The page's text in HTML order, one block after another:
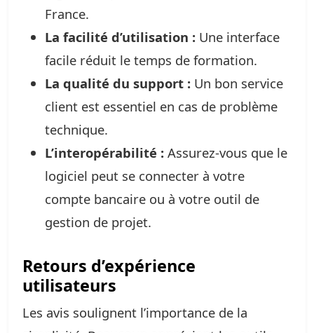
France.
La facilité d’utilisation : Une interface
facile réduit le temps de formation.
La qualité du support : Un bon service
client est essentiel en cas de problème
technique.
L’interopérabilité : Assurez-vous que le
logiciel peut se connecter à votre
compte bancaire ou à votre outil de
gestion de projet.
Retours d’expérience
utilisateurs
Les avis soulignent l’importance de la